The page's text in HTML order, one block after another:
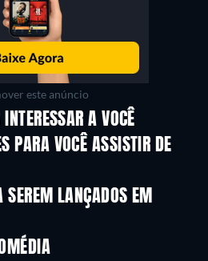
este anúncio
A VOCÊ
PARA VOCÊ ASSISTIR DE
SEREM LANÇADOS EM